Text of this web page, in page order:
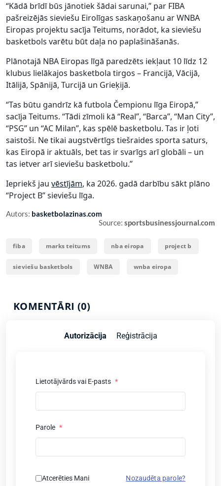
“Kādā brīdī būs jānotiek šādai sarunai,” par FIBA
pašreizējās sieviešu Eirolīgas saskaņošanu ar WNBA
Eiropas projektu sacīja Teitums, norādot, ka sieviešu
basketbols varētu būt daļa no paplašināšanās.
Plānotajā NBA Eiropas līgā paredzēts iekļaut 10 līdz 12
klubus lielākajos basketbola tirgos – Francijā, Vācijā,
Itālijā, Spānijā, Turcijā un Grieķijā.
“Tas būtu gandrīz kā futbola Čempionu līga Eiropā,”
sacīja Teitums. “Tādi zīmoli kā “Real”, “Barca”, “Man City”,
“PSG” un “AC Milan”, kas spēlē basketbolu. Tas ir ļoti
saistoši. Ne tikai augstvērtīgs tiešraides sporta saturs,
kas Eiropā ir aktuāls, bet tas ir svarīgs arī globāli – un
tas ietver arī sieviešu basketbolu.”
Iepriekš jau vēstījām, ka 2026. gadā darbību sākt plāno
“Project B” sieviešu līga.
Autors: basketbolazinas.com
Source: sportsbusinessjournal.com
fiba marks teitums nba eiropa project b
sieviešu basketbols WNBA wnba eiropa
KOMENTĀRI (0)
Autorizācija Reģistrācija
Lietotājvārds vai E-pasts *
Parole *
Atcerēties Mani Nozaudēta parole?